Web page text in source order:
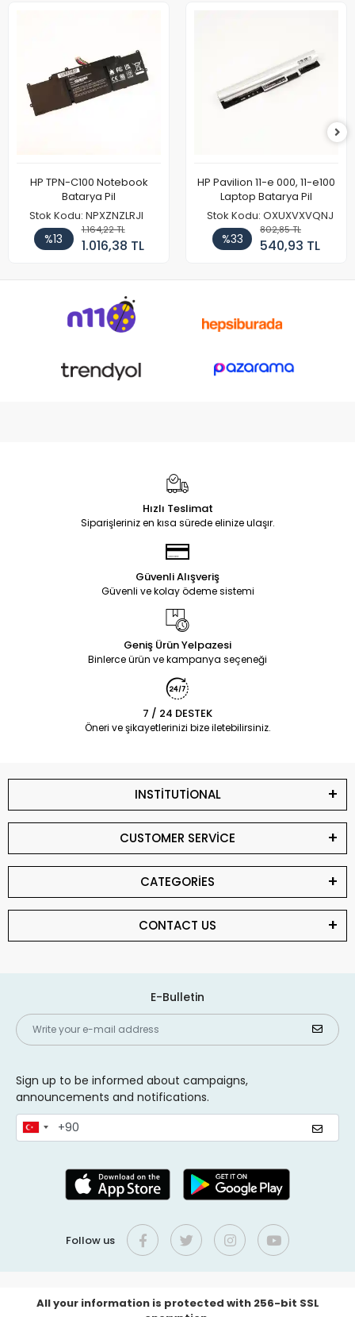
HP TPN-C100 Notebook
Batarya Pil
Stok Kodu: NPXZNZLRJI
%13
1.164,22 TL
1.016,38 TL
HP Pavilion 11-e 000, 11-e100
Laptop Batarya Pil
Stok Kodu: OXUXVXVQNJ
%33
802,85 TL
540,93 TL
Hızlı Teslimat
Siparişleriniz en kısa sürede elinize ulaşır.
Güvenli Alışveriş
Güvenli ve kolay ödeme sistemi
Geniş Ürün Yelpazesi
Binlerce ürün ve kampanya seçeneği
7 / 24 DESTEK
Öneri ve şikayetlerinizi bize iletebilirsiniz.
INSTİTUTİONAL
CUSTOMER SERVİCE
CATEGORİES
CONTACT US
E-Bulletin
Sign up to be informed about campaigns,
announcements and notifications.
Follow us
All your information is protected with 256-bit SSL